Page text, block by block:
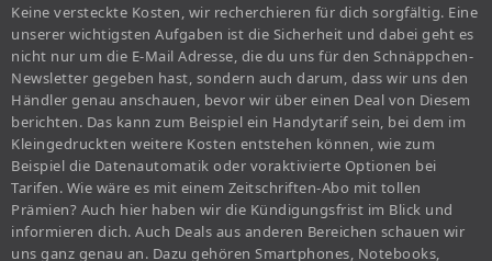
Keine versteckte Kosten, wir recherchieren für dich sorgfältig. Eine
unserer wichtigsten Aufgaben ist die Sicherheit und dabei geht es
nicht nur um die E-Mail Adresse, die du uns für den Schnäppchen-
Newsletter gegeben hast, sondern auch darum, dass wir uns den
Händler genau anschauen, bevor wir über einen Deal von Diesem
berichten. Das kann zum Beispiel ein Handytarif sein, bei dem im
Kleingedruckten weitere Kosten entstehen können, wie zum
Beispiel die Datenautomatik oder voraktivierte Optionen bei
Tarifen. Wie wäre es mit einem Zeitschriften-Abo mit tollen
Prämien? Auch hier haben wir die Kündigungsfrist im Blick und
informieren dich. Auch Deals aus anderen Bereichen schauen wir
uns ganz genau an. Dazu gehören Smartphones, Notebooks,